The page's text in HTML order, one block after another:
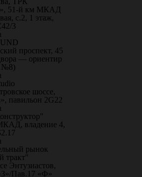
51-й км МКАД
с.2, 1 этаж,
3
проспект, 45
— ориентир
шоссе,
павильон 2G22
владение 4,
рынок
тракт"
Энтузиастов,
Пав.17 «Ф»